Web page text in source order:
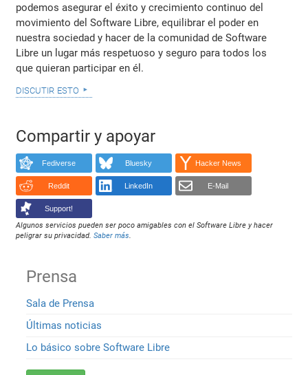
podemos asegurar el éxito y crecimiento continuo del
movimiento del Software Libre, equilibrar el poder en
nuestra sociedad y hacer de la comunidad de Software
Libre un lugar más respetuoso y seguro para todos los
que quieran participar en él.
discutir esto
Compartir y apoyar
Fediverse Bluesky Hacker News
Reddit LinkedIn E-Mail
Support!
Algunos servicios pueden ser poco amigables con el Software Libre y hacer
peligrar su privacidad.Saber más.
Prensa
Sala de Prensa
Últimas noticias
Lo básico sobre Software Libre